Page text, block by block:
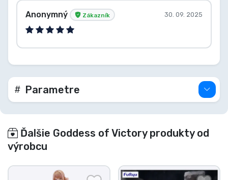
Anonymný Zákazník 30. 09. 2025
Parametre
Ďalšie Goddess of Victory produkty od
výrobcu